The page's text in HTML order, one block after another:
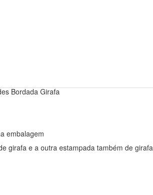
Bordada Girafa
embalagem
girafa e a outra estampada também de girafa